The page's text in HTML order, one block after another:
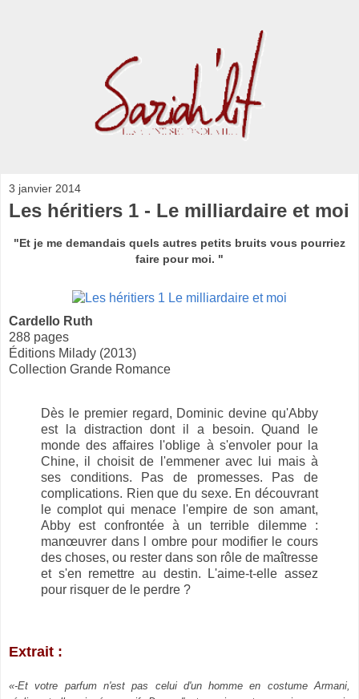
3 janvier 2014
Les héritiers 1 - Le milliardaire et moi
"Et je me demandais quels autres petits bruits vous pourriez
faire pour moi. "
Cardello Ruth
288 pages
Éditions Milady (2013)
Collection Grande Romance
Dès le premier regard, Dominic devine qu'Abby
est la distraction dont il a besoin. Quand le
monde des affaires l'oblige à s'envoler pour la
Chine, il choisit de l'emmener avec lui mais à
ses conditions. Pas de promesses. Pas de
complications. Rien que du sexe. En découvrant
le complot qui menace l'empire de son amant,
Abby est confrontée à un terrible dilemme :
manœuvrer dans l ombre pour modifier le cours
des choses, ou rester dans son rôle de maîtresse
et s'en remettre au destin. L'aime-t-elle assez
pour risquer de le perdre ?
Extrait :
«-Et votre parfum n'est pas celui d'un homme en costume Armani,